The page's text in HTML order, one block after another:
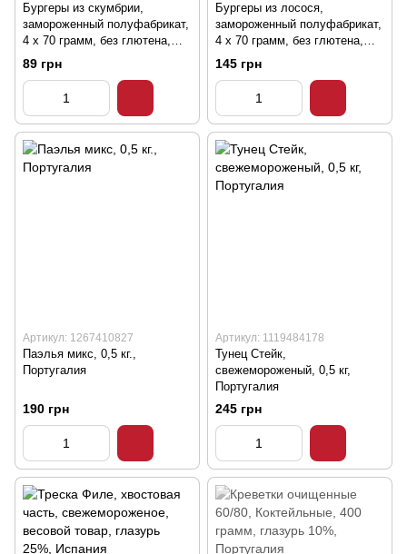
Бургеры из скумбрии,
замороженный полуфабрикат,
4 х 70 грамм, без глютена,
Португалия
89 грн
Бургеры из лосося,
замороженный полуфабрикат,
4 х 70 грамм, без глютена,
Португалия
145 грн
Артикул: 1267410827
Паэлья микс, 0,5 кг.,
Португалия
190 грн
Артикул: 1119484178
Тунец Стейк,
свежемороженый, 0,5 кг,
Португалия
245 грн